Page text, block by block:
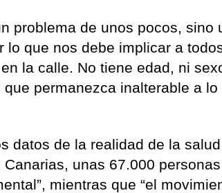
problema de unos pocos, sino
que nos debe implicar a
la calle. No tiene edad, ni
permanezca inalterable a lo
datos de la realidad de la
unas 67.000
mientras que “el